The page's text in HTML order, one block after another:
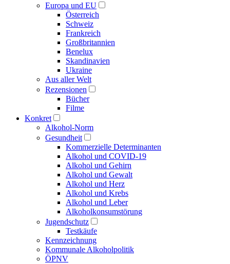
Europa und EU
Österreich
Schweiz
Frankreich
Großbritannien
Benelux
Skandinavien
Ukraine
Aus aller Welt
Rezensionen
Bücher
Filme
Konkret
Alkohol-Norm
Gesundheit
Kommerzielle Determinanten
Alkohol und COVID-19
Alkohol und Gehirn
Alkohol und Gewalt
Alkohol und Herz
Alkohol und Krebs
Alkohol und Leber
Alkoholkonsumstörung
Jugendschutz
Testkäufe
Kennzeichnung
Kommunale Alkoholpolitik
ÖPNV